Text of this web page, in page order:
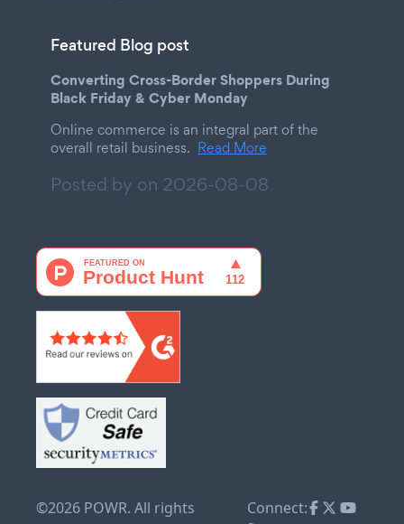
Featured Blog post
Converting Cross-Border Shoppers During
Black Friday & Cyber Monday
Online commerce is an integral part of the
overall retail business. Read More
Posted by on 2026-08-08
©2026 POWR. All rights
Connect: